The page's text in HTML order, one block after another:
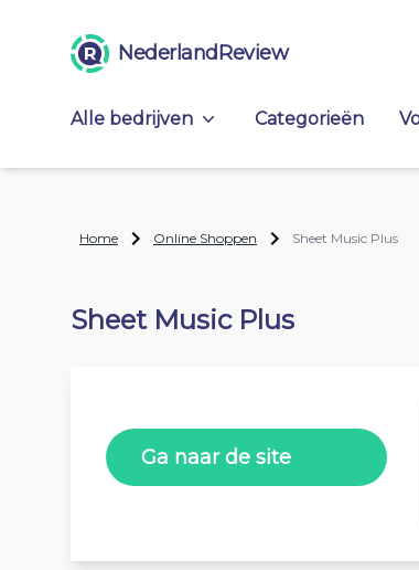
NederlandReview
Alle bedrijven Categorieën
Home Online Shoppen Sheet Music Plus
Sheet Music Plus
Ga naar de site